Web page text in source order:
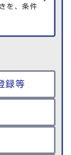
を、条件
録等